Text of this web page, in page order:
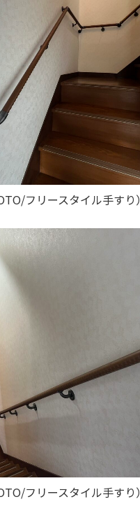
フリースタイル手すり）
フリースタイル手すり）